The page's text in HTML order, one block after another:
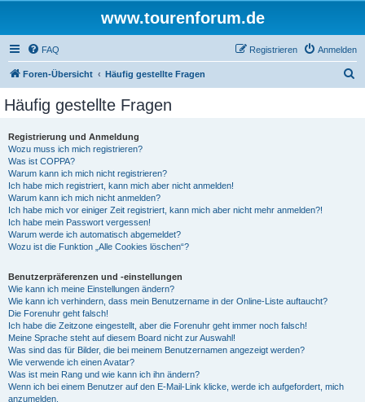
www.tourenforum.de
FAQ Anmelden
Registrieren
Foren-Übersicht Häufig gestellte Fragen
Häufig gestellte Fragen
Registrierung und Anmeldung
Wozu muss ich mich registrieren?
Was ist COPPA?
Warum kann ich mich nicht registrieren?
Ich habe mich registriert, kann mich aber nicht anmelden!
Warum kann ich mich nicht anmelden?
Ich habe mich vor einiger Zeit registriert, kann mich aber nicht mehr anmelden?!
Ich habe mein Passwort vergessen!
Warum werde ich automatisch abgemeldet?
Wozu ist die Funktion „Alle Cookies löschen“?
Benutzerpräferenzen und -einstellungen
Wie kann ich meine Einstellungen ändern?
Wie kann ich verhindern, dass mein Benutzername in der Online-Liste auftaucht?
Die Forenuhr geht falsch!
Ich habe die Zeitzone eingestellt, aber die Forenuhr geht immer noch falsch!
Meine Sprache steht auf diesem Board nicht zur Auswahl!
Was sind das für Bilder, die bei meinem Benutzernamen angezeigt werden?
Wie verwende ich einen Avatar?
Was ist mein Rang und wie kann ich ihn ändern?
Wenn ich bei einem Benutzer auf den E-Mail-Link klicke, werde ich aufgefordert, mich
anzumelden.